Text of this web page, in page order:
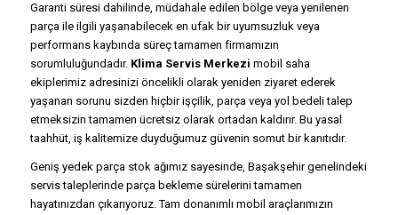
Garanti süresi dahilinde, müdahale edilen bölge veya yenilenen
parça ile ilgili yaşanabilecek en ufak bir uyumsuzluk veya
performans kaybında süreç tamamen firmamızın
sorumluluğundadır. Klima Servis Merkezi mobil saha
ekiplerimiz adresinizi öncelikli olarak yeniden ziyaret ederek
yaşanan sorunu sizden hiçbir işçilik, parça veya yol bedeli talep
etmeksizin tamamen ücretsiz olarak ortadan kaldırır. Bu yasal
taahhüt, iş kalitemize duyduğumuz güvenin somut bir kanıtıdır.
Geniş yedek parça stok ağımız sayesinde, Başakşehir genelindeki
servis taleplerinde parça bekleme sürelerini tamamen
hayatınızdan çıkarıyoruz. Tam donanımlı mobil araçlarımızın